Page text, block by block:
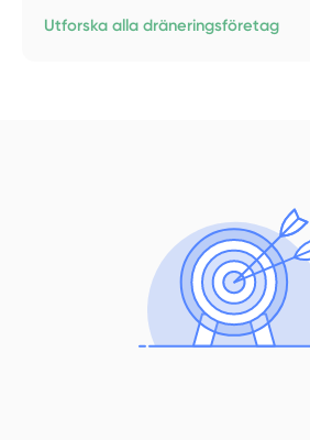
Utforska alla dräneringsföretag